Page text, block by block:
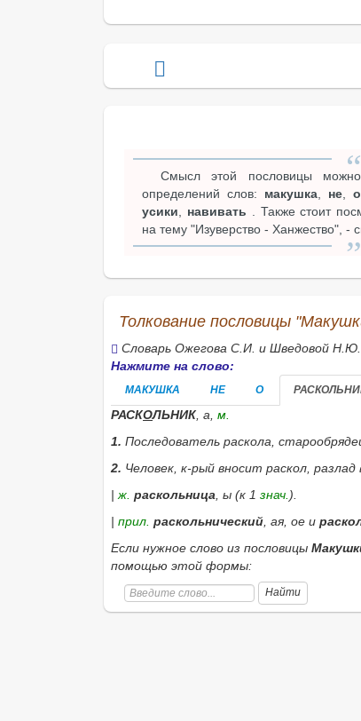
Смысл этой пословицы
определений слов: макушка не о
усики
навивать . Также стоит
на тему "Изуверство - Ханжество", -
Толкование пословицы
Словарь Ожегова С.И. и Шведовой
Нажмите на слово:
МАКУШКА НЕ О
РАСКОЛЬНИК , а, м.
1. Последователь раскола,
2. Человек, к-рый вносит раскол, разлад
| ж. раскольница , ы (к 1 знач. ).
| прил. раскольнический , ая, ое и
Если нужное слово из пословицы
помощью этой формы:
Найти